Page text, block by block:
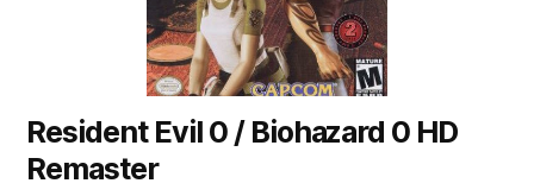
Resident Evil 0 / Biohazard 0 HD
Remaster